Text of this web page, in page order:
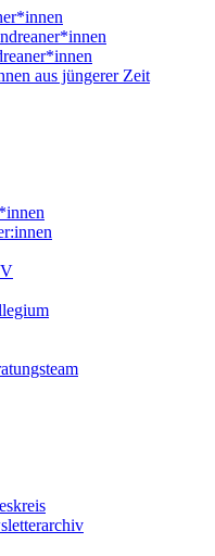
aus jüngerer Zeit